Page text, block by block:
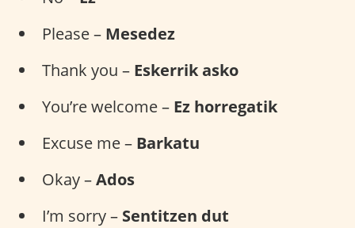
Please – Mesedez
Thank you – Eskerrik asko
You’re welcome – Ez horregatik
Excuse me – Barkatu
Okay –Ados
I’m sorry – Sentitzen dut